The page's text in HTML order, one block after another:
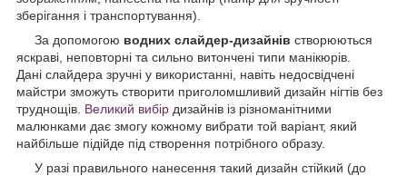
зберігання і транспортування).
За допомогою водних слайдер-дизайнів створюються
яскраві, неповторні та сильно витончені типи манікюрів.
Дані слайдера зручні у використанні, навіть недосвідчені
майстри зможуть створити приголомшливий дизайн нігтів без
труднощів. Великий вибір дизайнів із різноманітними
малюнками дає змогу кожному вибрати той варіант, який
найбільше підійде під створення потрібного образу.
У разі правильного нанесення такий дизайн стійкий (до